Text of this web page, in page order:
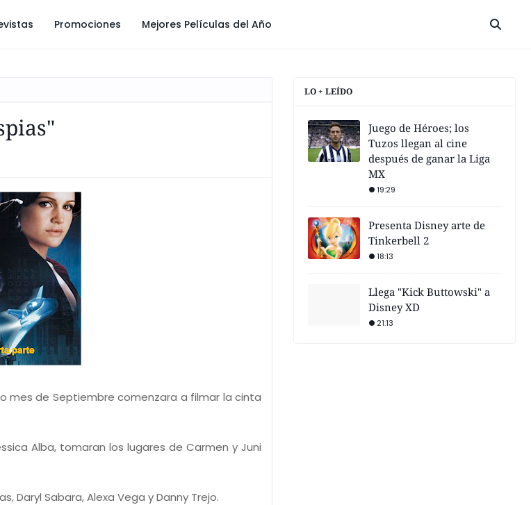
Promociones Mejores Películas del Año
mes de Septiembre comenzara a filmar la cinta
Alba, tomaran los lugares de Carmen y Juni
Daryl Sabara, Alexa Vega y Danny Trejo.
LO + LEÍDO
Juego de Héroes; los
Tuzos llegan al cine
después de ganar la Liga
MX
19:29
Presenta Disney arte de
Tinkerbell 2
18:13
Llega "Kick Buttowski" a
Disney XD
21:13